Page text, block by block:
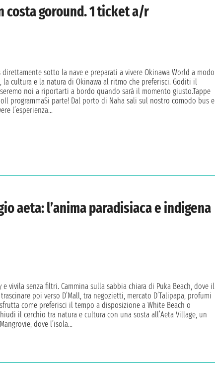
costa goround. 1 ticket a/r
sotto la nave e preparati a vivere Okinawa World a modo
cultura e la natura di Okinawa al ritmo che preferisci. Goditi il
noi a riportarti a bordo quando sarà il momento giusto.Tappe
programmaSi parte! Dal porto di Naha sali sul nostro comodo bus e
l’esperienza...
aeta: l’anima paradisiaca e indigena
vivila senza filtri. Cammina sulla sabbia chiara di Puka Beach, dove il
poi verso D’Mall, tra negozietti, mercato D’Talipapa, profumi
come preferisci il tempo a disposizione a White Beach o
il cerchio tra natura e cultura con una sosta all’Aeta Village, un
dove l’isola...